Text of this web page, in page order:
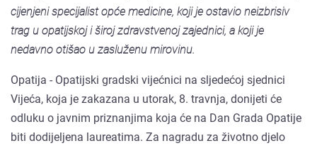
cijenjeni specijalist opće medicine, koji je ostavio neizbrisiv
trag u opatijskoj i široj zdravstvenoj zajednici, a koji je
nedavno otišao u zasluženu mirovinu.
Opatija - Opatijski gradski vijećnici na sljedećoj sjednici
Vijeća, koja je zakazana u utorak, 8. travnja, donijeti će
odluku o javnim priznanjima koja će na Dan Grada Opatije
biti dodijeljena laureatima. Za nagradu za životno djelo